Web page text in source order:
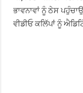
ਭਾਵਨਾਵਾਂ ਨੂੰ ਠੇਸ
ਵੀਡੀਓ ਕਲਿੱਪਾਂ ਨੂੰ